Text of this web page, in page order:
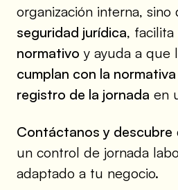
organización interna,
seguridad jurídica, facilita
normativo y ayuda a que
cumplan con la normativa
registro de la jornada en
Contáctanos y descubre
un control de jornada
adaptado a tu negocio.